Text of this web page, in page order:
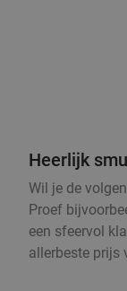
Heerlijk
Wil je de
Proef
een sfeervol
allerbeste prijs